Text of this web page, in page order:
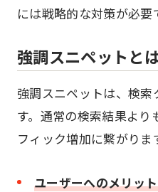
には戦略的な対策が必要
強調スニペットと
強調スニペットは、検
す。通常の検索結果よ
フィック増加に繋がりま
ユーザーへのメリッ